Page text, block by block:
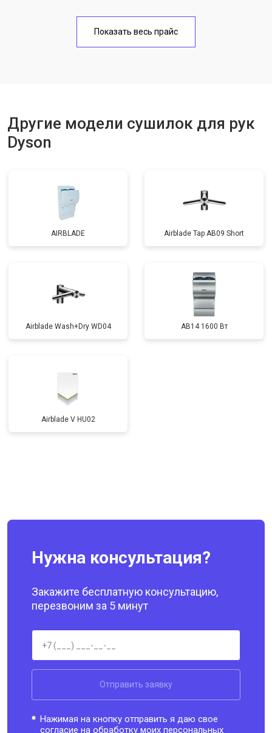
Показать весь прайс
Другие модели сушилок для рук
Dyson
AIRBLADE Airblade Tap AB09 Short
Airblade Wash+Dry WD04 AB14 1600 Вт
Airblade V HU02
Нужна консультация?
Закажите бесплатную консультацию,
перезвоним за 5 минут
Отправить заявку
Нажимая на кнопку отправить я даю свое
согласие на обработку моихперсональных